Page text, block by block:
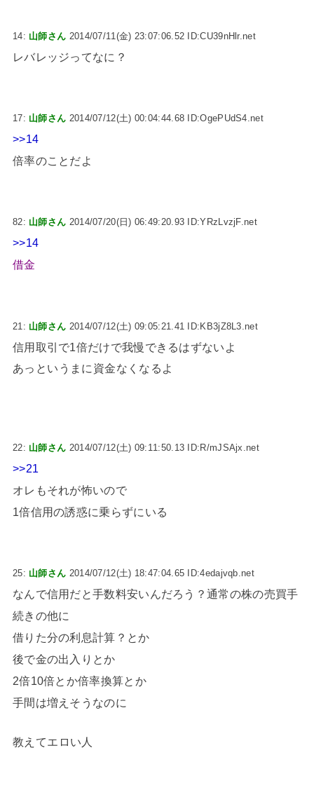
14: 山師さん 2014/07/11(金) 23:07:06.52 ID:CU39nHlr.net
レバレッジってなに？
17: 山師さん 2014/07/12(土) 00:04:44.68 ID:OgePUdS4.net
>>14
倍率のことだよ
82: 山師さん 2014/07/20(日) 06:49:20.93 ID:YRzLvzjF.net
>>14
借金
21: 山師さん 2014/07/12(土) 09:05:21.41 ID:KB3jZ8L3.net
信用取引で1倍だけで我慢できるはずないよ
あっというまに資金なくなるよ
22: 山師さん 2014/07/12(土) 09:11:50.13 ID:R/mJSAjx.net
>>21
オレもそれが怖いので
1倍信用の誘惑に乗らずにいる
25: 山師さん 2014/07/12(土) 18:47:04.65 ID:4edajvqb.net
なんで信用だと手数料安いんだろう？通常の株の売買手
続きの他に
借りた分の利息計算？とか
後で金の出入りとか
2倍10倍とか倍率換算とか
手間は増えそうなのに
教えてエロい人